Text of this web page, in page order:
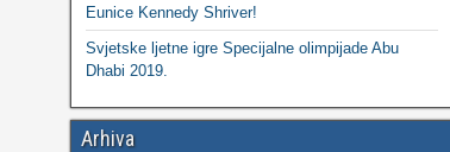
Eunice Kennedy Shriver!
Svjetske ljetne igre Specijalne olimpijade Abu
Dhabi 2019.
Arhiva